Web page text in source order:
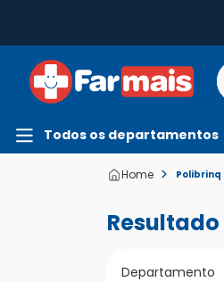
Todos os departamentos
Polibrinq
Departamento